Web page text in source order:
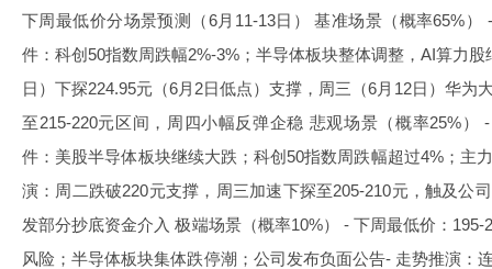
下周最低价分场景预测（6月11-13日） 基准场景（概率65%）
件：科创50指数周跌幅2%-3%；半导体板块整体调整，AI算力
日）下探224.95元（6月2日低点）支撑，周三（6月12日）华为
至215-220元区间，周四小幅反弹企稳 悲观场景（概率25%）
件：美股半导体板块继续大跌；科创50指数周跌幅超过4%；主
演：周二跌破220元支撑，周三加速下探至205-210元，触及公
发部分抄底资金介入 极端场景（概率10%） - 下周最低价：
风险；半导体板块集体跌停潮；公司发布负面公告- 走势推演：